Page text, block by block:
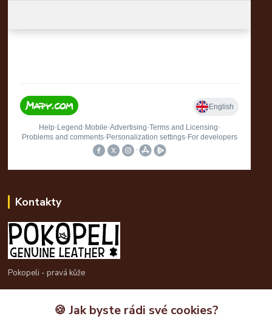
Kontakty
Pokopeli - pravá kůže
725613211🍪 Jak byste rádi své cookies?